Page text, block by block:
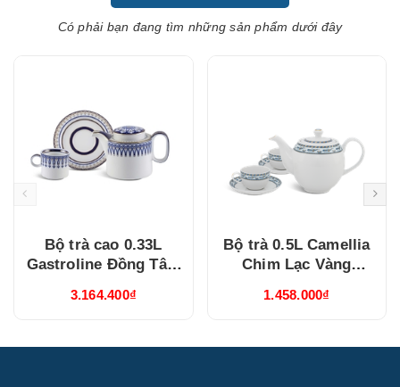
Có phải bạn đang tìm những sản phẩm dưới đây
Bộ trà cao 0.33L
Gastroline Đồng Tâm
(68334147003)
3.164.400₫
Bộ trà 0.5L Camellia
Chim Lạc Vàng
1.458.000₫